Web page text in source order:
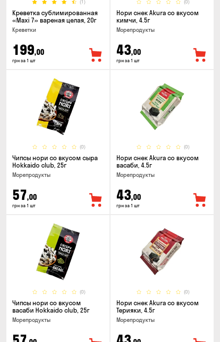
(1)
Креветка сублимированная
«Maxi 7» вареная целая, 20г
Креветки
199,00
грн за 1 шт
(0)
Нори снек Akura со вкусом
кимчи, 4.5г
Морепродукты
43,00
грн за 1 шт
(0)
Чипсы нори со вкусом сыра
Hokkaido club, 25г
Морепродукты
57,00
грн за 1 шт
(0)
Нори снек Akura со вкусом
васаби, 4.5г
Морепродукты
43,00
грн за 1 шт
(0)
Чипсы нори со вкусом
васаби Hokkaido club, 25г
Морепродукты
(0)
Нори снек Akura со вкусом
Терияки, 4.5г
Морепродукты